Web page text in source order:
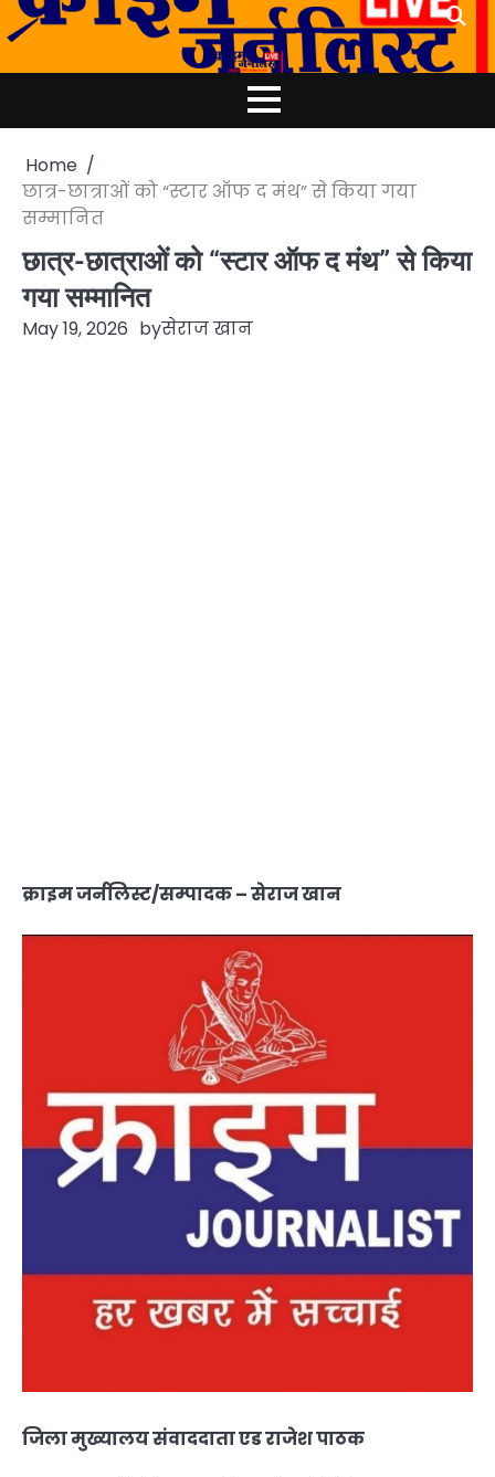
Skip
to
Home
छात्र-छात्राओं को “स्टार ऑफ द मंथ” से किया गया
सम्मानित
छात्र-छात्राओं को “स्टार ऑफ द मंथ” से किया
गया सम्मानित
May 19, 2026 byसेराज खान
क्राइम जर्नलिस्ट/सम्पादक – सेराज खान
जिला मुख्यालय संवाददाता एड राजेश पाठक